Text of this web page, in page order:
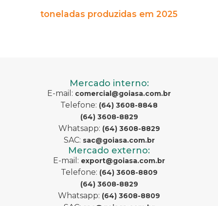
toneladas produzidas em 2025
Mercado interno:
E-mail: comercial@goiasa.com.br
Telefone: (64) 3608-8848
(64) 3608-8829
Whatsapp: (64) 3608-8829
SAC: sac@goiasa.com.br
Mercado externo:
E-mail: export@goiasa.com.br
Telefone: (64) 3608-8809
(64) 3608-8829
Whatsapp: (64) 3608-8809